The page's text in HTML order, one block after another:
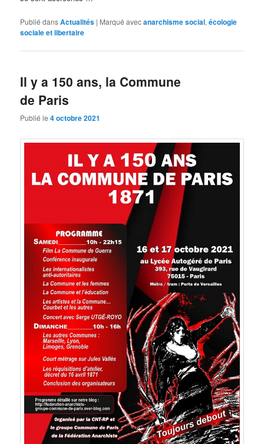
Publié dansActualités | Marqué avecanarchisme social,écologie
sociale et libertaire
Il y a 150 ans, la Commune
de Paris
Publié le4 octobre 2021